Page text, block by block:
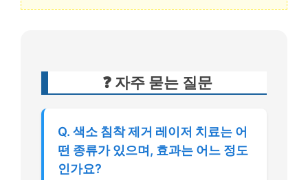
❓ 자주 묻는 질문
Q. 색소 침착 제거 레이저 치료는 어
떤 종류가 있으며, 효과는 어느 정도
인가요?